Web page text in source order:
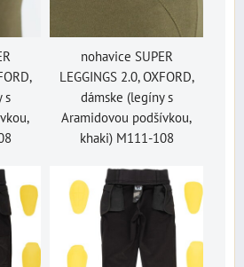
s
nohavice SUPER
LEGGINGS 2.0, OXFORD,
dámske (legíny s
Aramidovou podšívkou,
khaki) M111-108